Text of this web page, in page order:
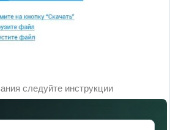
следуйте инструкции